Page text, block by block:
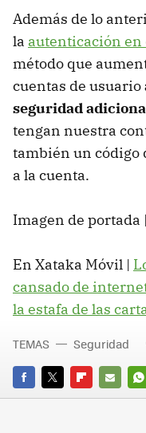
Además de lo
la autenticación en
método que
cuentas de usuario
seguridad
tengan nuestra
también un código
a la cuenta.
Imagen de
En Xataka Móvil |
cansado de
la estafa de las
FACEBOOK
TWITTERFLIPBOARD
E-
TEMAS Seguridad